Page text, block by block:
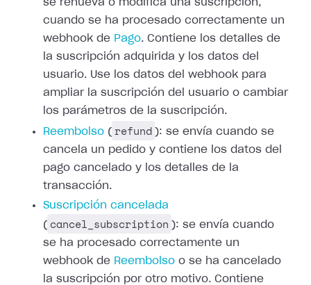
se renueva o modifica una suscripción,
cuando se ha procesado correctamente un
webhook de Pago. Contiene los detalles de
la suscripción adquirida y los datos del
usuario. Use los datos del webhook para
ampliar la suscripción del usuario o cambiar
los parámetros de la suscripción.
Reembolso ( refund ): se envía cuando se
cancela un pedido y contiene los datos del
pago cancelado y los detalles de la
transacción.
Suscripción cancelada
( cancel_subscription ): se envía cuando
se ha procesado correctamente un
webhook de Reembolso o se ha cancelado
la suscripción por otro motivo. Contiene